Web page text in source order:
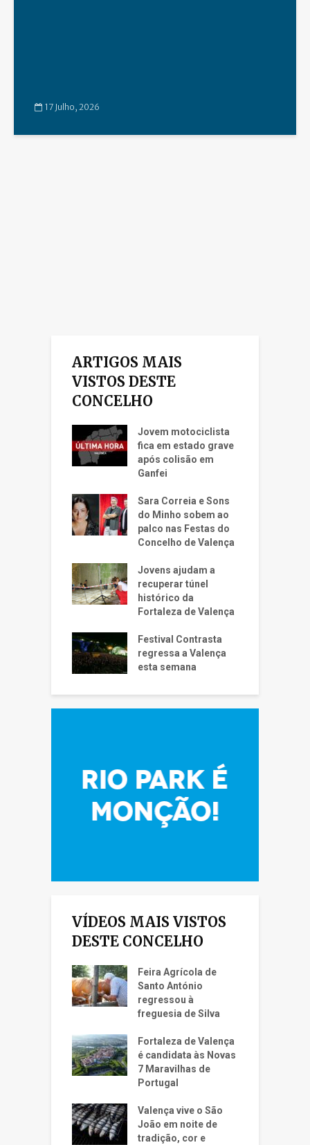
17 Julho, 2026
ARTIGOS MAIS
VISTOS DESTE
CONCELHO
Jovem motociclista
fica em estado grave
após colisão em
Ganfei
Sara Correia e Sons
do Minho sobem ao
palco nas Festas do
Concelho de Valença
Jovens ajudam a
recuperar túnel
histórico da
Fortaleza de Valença
Festival Contrasta
regressa a Valença
esta semana
VÍDEOS MAIS VISTOS
DESTE CONCELHO
Feira Agrícola de
Santo António
regressou à
freguesia de Silva
Fortaleza de Valença
é candidata às Novas
7 Maravilhas de
Portugal
Valença vive o São
João em noite de
tradição, cor e